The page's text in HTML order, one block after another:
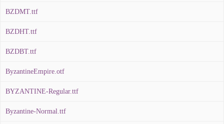
BZDMT.ttf
BZDHT.ttf
BZDBT.ttf
ByzantineEmpire.otf
BYZANTINE-Regular.ttf
Byzantine-Normal.ttf